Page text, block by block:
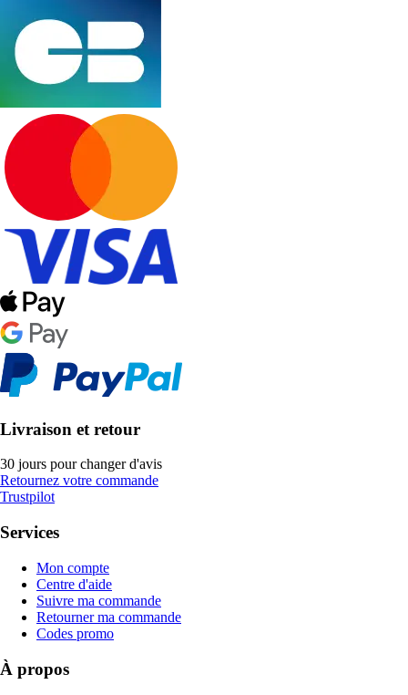
Livraison et retour
30 jours pour changer d'avis
Retournez votre commande
Trustpilot
Services
Mon compte
Centre d'aide
Suivre ma commande
Retourner ma commande
Codes promo
À propos